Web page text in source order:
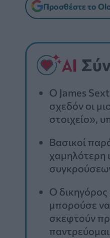
Προσθέστε το
Ο James
σχεδόν οι
στοιχείο»,
Βασικοί
χαμηλότερη
Ο δικηγόρος
μπορούσε να
σκεφτούν